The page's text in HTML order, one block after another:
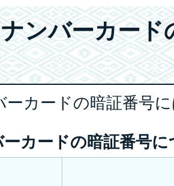
ンバーカード
ーカードの暗証番号
カードの暗証番号に